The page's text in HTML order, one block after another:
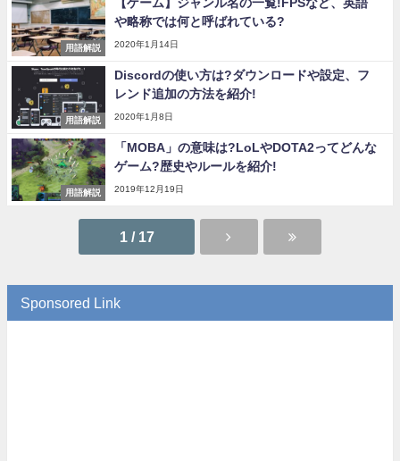
用語解説
【ゲーム】ジャンル名の一覧!FPSなど、英語
や略称では何と呼ばれている?
2020年1月14日
用語解説
Discordの使い方は?ダウンロードや設定、フ
レンド追加の方法を紹介!
2020年1月8日
用語解説
「MOBA」の意味は?LoLやDOTA2ってどんな
ゲーム?歴史やルールを紹介!
2019年12月19日
1 / 17
Sponsored Link